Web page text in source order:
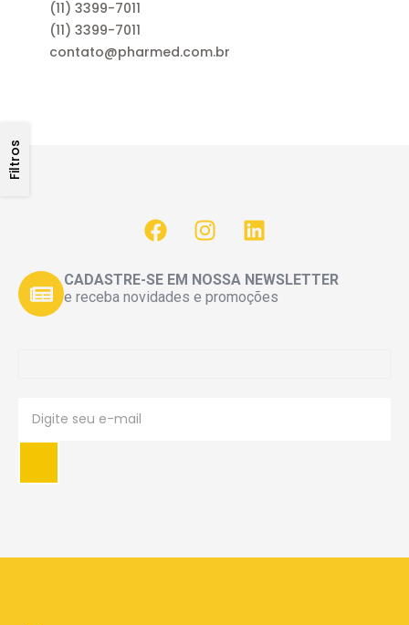
Filtros
(11) 3399-7011
(11) 3399-7011
contato@pharmed.com.br
CADASTRE-SE EM NOSSA NEWSLETTER
e receba novidades e promoções